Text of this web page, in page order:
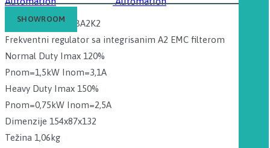
SHOWROOM
SINUS J 0002 4T BA2K2
Frekventni regulator sa integrisanim A2 EMC filterom
Normal Duty Imax 120%
Pnom=1,5kW Inom=3,1A
Heavy Duty Imax 150%
Pnom=0,75kW Inom=2,5A
Dimenzije 154x87x132
Težina 1,06kg